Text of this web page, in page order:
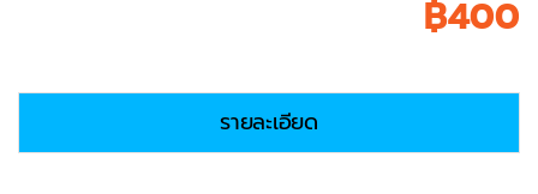
฿400
รายละเอียด